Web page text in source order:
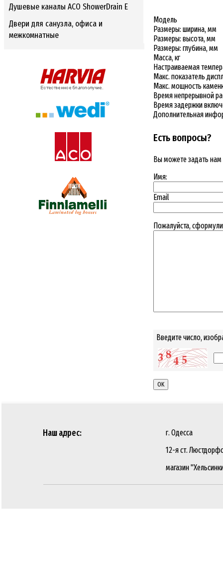
Душевые каналы ACO ShowerDrain E
Двери для санузла, офиса и
межкомнатные
Модель
Размеры: ширина, мм
Размеры: высота, мм
Размеры: глубина, мм
Масса, кг
Настраиваемая
Макс. показатель
Макс. мощность
Время непрерывной
Время задержки
Дополнительная
Есть вопросы?
Вы можете задать
Имя:
Email
Пожалуйста,
Введите число,
Наш адрес:
г. Одесса
12-я ст.
магазин